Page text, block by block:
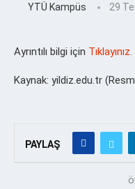
YTÜ Kampüs 29
Ayrıntılı bilgi için Tıklayınız.
Kaynak: yildiz.edu.tr
PAYLAŞ